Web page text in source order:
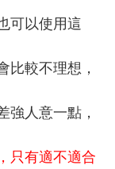
可以使用這
比較不理想，
強人意一點，
只有適不適合